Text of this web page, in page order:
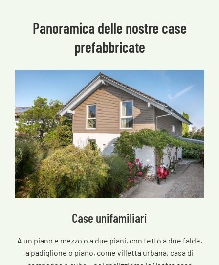
Panoramica delle nostre case
prefabbricate
Case unifamiliari
A un piano e mezzo o a due piani, con tetto a due falde,
a padiglione o piano, come villetta urbana, casa di